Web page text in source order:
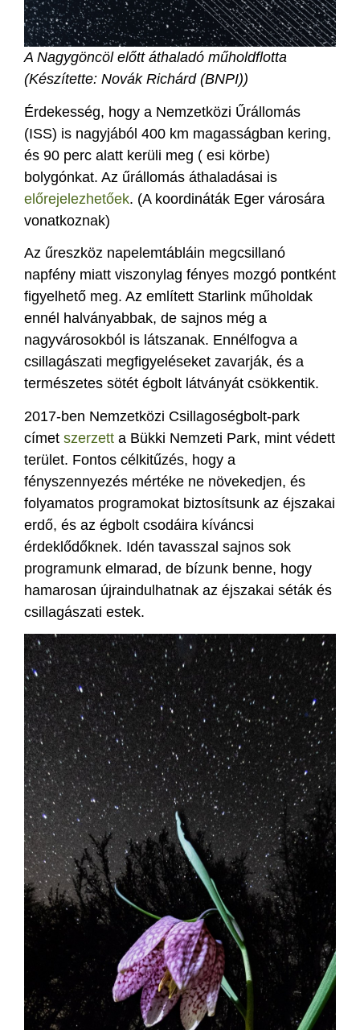
A Nagygöncöl előtt áthaladó műholdflotta
(Készítette: Novák Richárd (BNPI))
Érdekesség, hogy a Nemzetközi Űrállomás
(ISS) is nagyjából 400 km magasságban kering,
és 90 perc alatt kerüli meg ( esi körbe)
bolygónkat. Az űrállomás áthaladásai is
előrejelezhetőek. (A koordináták Eger városára
vonatkoznak)
Az űreszköz napelemtábláin megcsillanó
napfény miatt viszonylag fényes mozgó pontként
figyelhető meg. Az említett Starlink műholdak
ennél halványabbak, de sajnos még a
nagyvárosokból is látszanak. Ennélfogva a
csillagászati megfigyeléseket zavarják, és a
természetes sötét égbolt látványát csökkentik.
2017-ben Nemzetközi Csillagoségbolt-park
címet szerzett a Bükki Nemzeti Park, mint védett
terület. Fontos célkitűzés, hogy a
fényszennyezés mértéke ne növekedjen, és
folyamatos programokat biztosítsunk az éjszakai
erdő, és az égbolt csodáira kíváncsi
érdeklődőknek. Idén tavasszal sajnos sok
programunk elmarad, de bízunk benne, hogy
hamarosan újraindulhatnak az éjszakai séták és
csillagászati estek.